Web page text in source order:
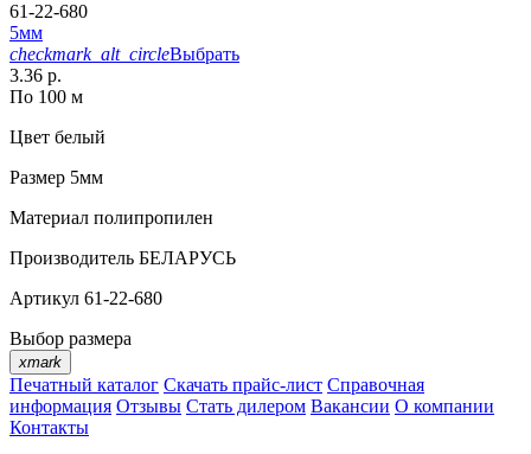
61-22-680
5мм
checkmark_alt_circleВыбрать
3.36 р.
По 100 м
Цвет белый
Размер 5мм
Материал полипропилен
Производитель БЕЛАРУСЬ
Артикул 61-22-680
Выбор размера
xmark
Печатный каталог Скачать прайс-лист Справочная
информация Отзывы Стать дилером Вакансии О компании
Контакты